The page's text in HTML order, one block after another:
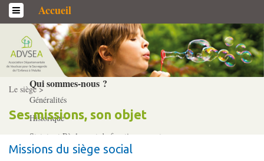
Accueil
L’association
Qui sommes-­nous ?
Généralités
Historique
Statuts et Règlement de fonctionnement
Le siège >
Ses missions, son objet
Missions du siège social